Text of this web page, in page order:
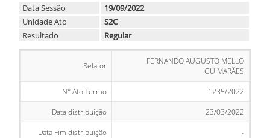
Data Sessão
19/09/2022
Unidade Ato
S2C
Resultado
Regular
Relator
FERNANDO AUGUSTO MELLO
GUIMARÃES
N° Ato Termo
1235/2022
Data distribuição
23/03/2022
Data Fim distribuição
-